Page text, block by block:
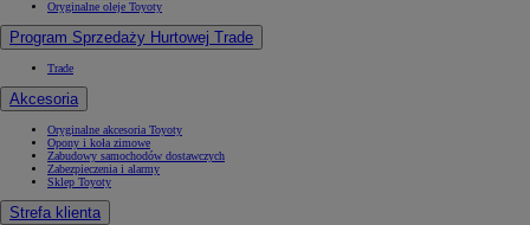
Oryginalne oleje Toyoty
Program Sprzedaży Hurtowej Trade
Trade
Akcesoria
Oryginalne akcesoria Toyoty
Opony i koła zimowe
Zabudowy samochodów dostawczych
Zabezpieczenia i alarmy
Sklep Toyoty
Strefa klienta